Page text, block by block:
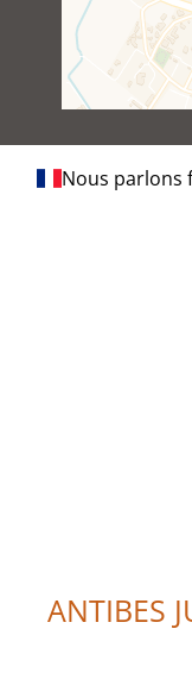
Nous parlons
ANTIBES